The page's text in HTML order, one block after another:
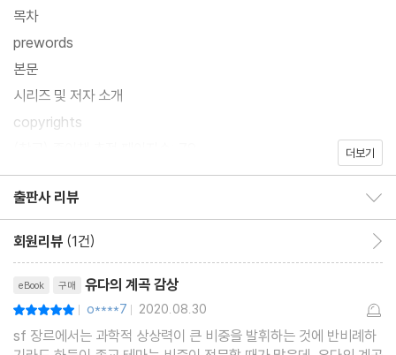
목차
prewords
본문
시리즈 및 저자 소개
copyrights
더보기
출판사 리뷰
회원리뷰 (1건)
eBook 구매 유다의 계곡 감상
| o****7 | 2020.08.30
sf 장르에서는 과학적 상상력이 큰 비중을 발휘하는 것에 반비례하